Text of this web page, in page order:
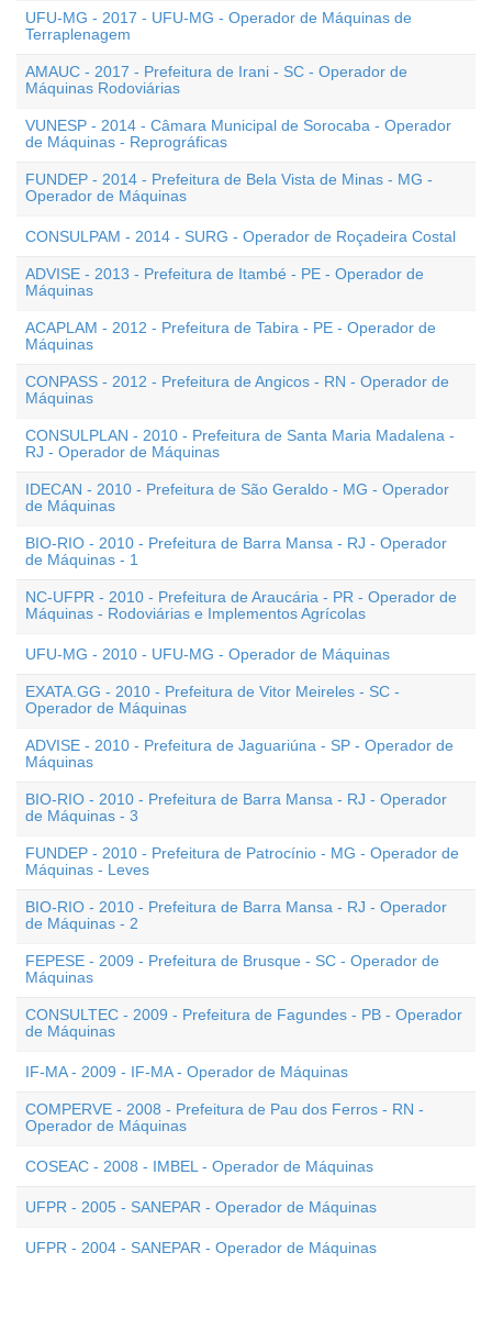
UFU-MG - 2017 - UFU-MG - Operador de Máquinas de
Terraplenagem
AMAUC - 2017 - Prefeitura de Irani - SC - Operador de
Máquinas Rodoviárias
VUNESP - 2014 - Câmara Municipal de Sorocaba - Operador
de Máquinas - Reprográficas
FUNDEP - 2014 - Prefeitura de Bela Vista de Minas - MG -
Operador de Máquinas
CONSULPAM - 2014 - SURG - Operador de Roçadeira Costal
ADVISE - 2013 - Prefeitura de Itambé - PE - Operador de
Máquinas
ACAPLAM - 2012 - Prefeitura de Tabira - PE - Operador de
Máquinas
CONPASS - 2012 - Prefeitura de Angicos - RN - Operador de
Máquinas
CONSULPLAN - 2010 - Prefeitura de Santa Maria Madalena -
RJ - Operador de Máquinas
IDECAN - 2010 - Prefeitura de São Geraldo - MG - Operador
de Máquinas
BIO-RIO - 2010 - Prefeitura de Barra Mansa - RJ - Operador
de Máquinas - 1
NC-UFPR - 2010 - Prefeitura de Araucária - PR - Operador de
Máquinas - Rodoviárias e Implementos Agrícolas
UFU-MG - 2010 - UFU-MG - Operador de Máquinas
EXATA.GG - 2010 - Prefeitura de Vitor Meireles - SC -
Operador de Máquinas
ADVISE - 2010 - Prefeitura de Jaguariúna - SP - Operador de
Máquinas
BIO-RIO - 2010 - Prefeitura de Barra Mansa - RJ - Operador
de Máquinas - 3
FUNDEP - 2010 - Prefeitura de Patrocínio - MG - Operador de
Máquinas - Leves
BIO-RIO - 2010 - Prefeitura de Barra Mansa - RJ - Operador
de Máquinas - 2
FEPESE - 2009 - Prefeitura de Brusque - SC - Operador de
Máquinas
CONSULTEC - 2009 - Prefeitura de Fagundes - PB - Operador
de Máquinas
IF-MA - 2009 - IF-MA - Operador de Máquinas
COMPERVE - 2008 - Prefeitura de Pau dos Ferros - RN -
Operador de Máquinas
COSEAC - 2008 - IMBEL - Operador de Máquinas
UFPR - 2005 - SANEPAR - Operador de Máquinas
UFPR - 2004 - SANEPAR - Operador de Máquinas